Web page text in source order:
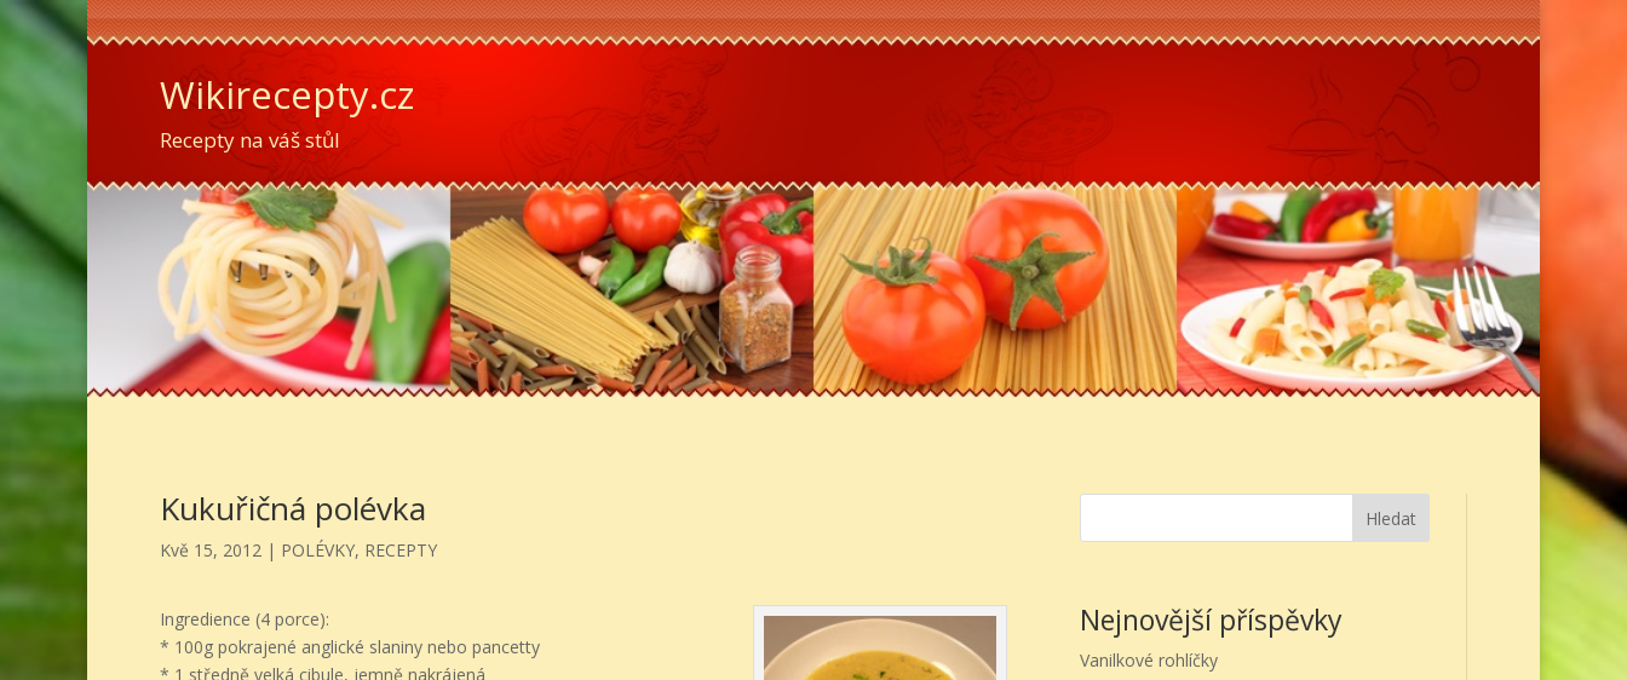
Wikirecepty.cz
Recepty na váš stůl
Kukuřičná polévka
Kvě 15, 2012 | POLÉVKY, RECEPTY
Ingredience (4 porce):
* 100g pokrajené anglické slaniny nebo pancetty
* 1 středně velká cibule, jemně nakrájená
Hledat
Nejnovější příspěvky
Vanilkové rohlíčky